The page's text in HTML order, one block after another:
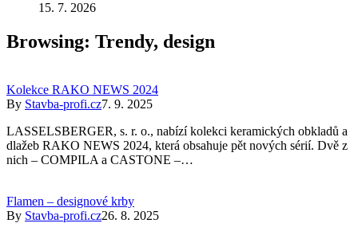
15. 7. 2026
Browsing: Trendy, design
Kolekce RAKO NEWS 2024
By Stavba-profi.cz7. 9. 2025
LASSELSBERGER, s. r. o., nabízí kolekci keramických obkladů a
dlažeb RAKO NEWS 2024, která obsahuje pět nových sérií. Dvě z
nich – COMPILA a CASTONE –…
Flamen – designové krby
By Stavba-profi.cz26. 8. 2025